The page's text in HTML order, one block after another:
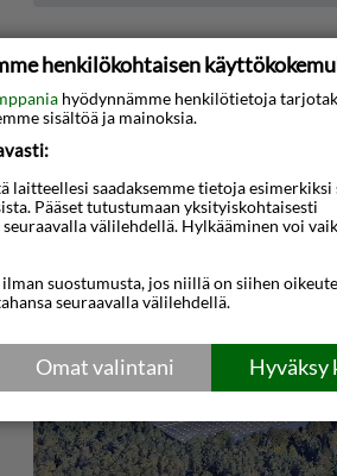
3D-animaatio
henkilökohtaisen
hyödynnämme henkilötietoja
sisältöä ja mainoksia.
laitteellesi saadaksemme tietoja
Pääset tutustumaan yksityiskohtaisesti
välilehdellä. Hylkääminen voi
suostumusta, jos niillä on siihen
seuraavalla välilehdellä.
Hyväksy
Omat valintani